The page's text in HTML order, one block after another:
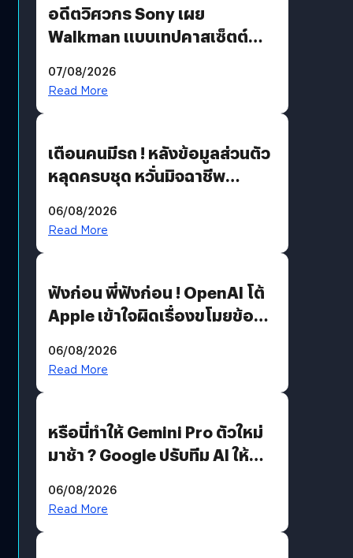
อดีตวิศวกร Sony เผย
Walkman แบบเทปคาสเซ็ตต์
07/08/2026
Read More
เตือนคนมีรถ ! หลังข้อมูลส่วนตัว
หลุดครบชุด หวั่นมิจฉาชีพ
รหัสผ่านหลุด ไม่ใช่แฮกเกอร์
06/08/2026
Read More
ฟังก่อน พี่ฟังก่อน ! OpenAI โต้
Apple เข้าใจผิดเรื่องขโมยข้อมูล
06/08/2026
Read More
หรือนี่ทำให้ Gemini Pro ตัวใหม่
มาช้า ? Google ปรับทีม AI ให้
AGI
06/08/2026
Read More